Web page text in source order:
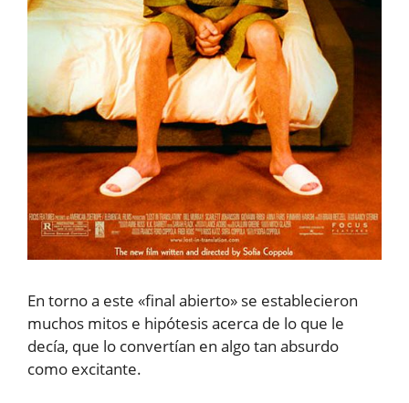
En torno a este «final abierto» se establecieron
muchos mitos e hipótesis acerca de lo que le
decía, que lo convertían en algo tan absurdo
como excitante.